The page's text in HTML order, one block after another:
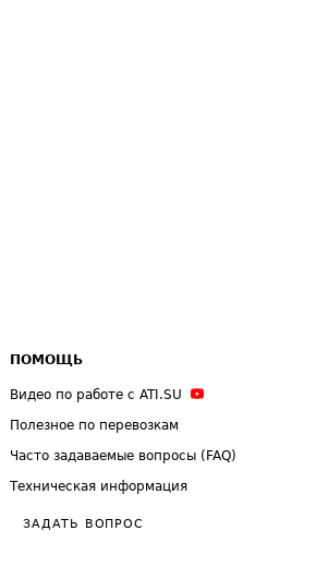
ПОМОЩЬ
Видео по работе с ATI.SU
Полезное по перевозкам
Часто задаваемые вопросы (FAQ)
Техническая информация
ЗАДАТЬ ВОПРОС